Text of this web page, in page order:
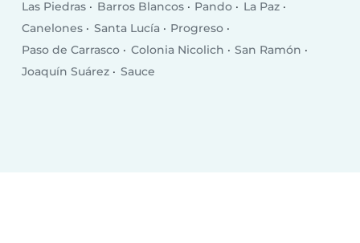
Las Piedras Barros Blancos Pando
La Paz
Canelones
Santa Lucía
Progreso
Paso de Carrasco
Colonia Nicolich
San Ramón
Joaquín Suárez
Sauce